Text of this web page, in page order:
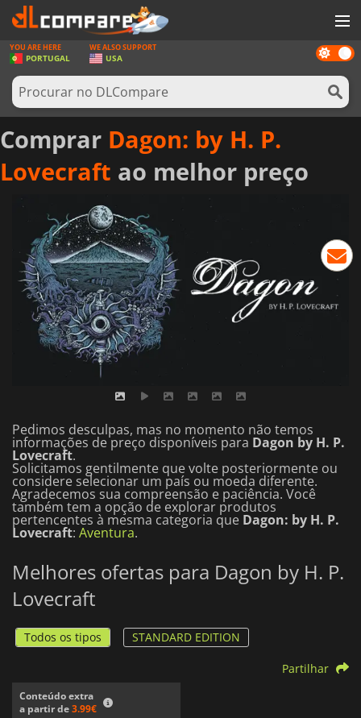
JOGOS
GAME CARDS
SOFTWARE
REWARDS
HARDWARE
NOTÍCIAS
ENTRAR OU REGISTAR
Dark
mode
YOU ARE HERE
PORTUGAL
WE ALSO SUPPORT
USA
Comprar Dagon: by H. P.
Lovecraft ao melhor preço
Pedimos desculpas, mas no momento não temos
informações de preço disponíveis para Dagon by H. P.
Lovecraft.
Solicitamos gentilmente que volte posteriormente ou
considere selecionar um país ou moeda diferente.
Agradecemos sua compreensão e paciência. Você
também tem a opção de explorar produtos
pertencentes à mesma categoria que Dagon: by H. P.
Lovecraft: Aventura.
Melhores ofertas para Dagon by H. P.
Lovecraft
Todos os tipos STANDARD EDITION
Conteúdo extra
a partir de3.99€
Partilhar